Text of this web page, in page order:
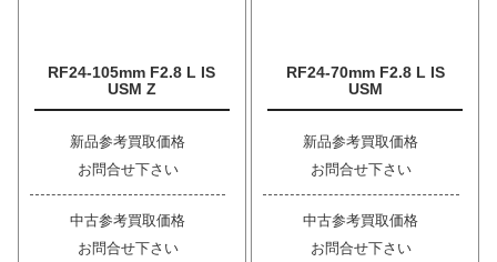
RF24-105mm F2.8 L IS
USM Z
新品参考買取価格
お問合せ下さい
中古参考買取価格
お問合せ下さい
RF24-70mm F2.8 L IS
USM
新品参考買取価格
お問合せ下さい
中古参考買取価格
お問合せ下さい